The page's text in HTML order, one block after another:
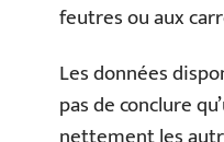
feutres ou aux
Les données
pas de conclure